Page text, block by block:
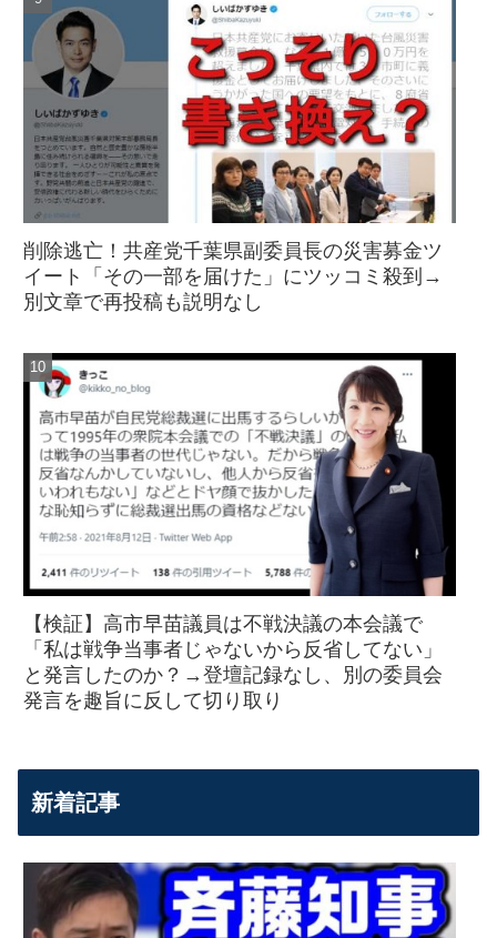
削除逃亡！共産党千葉県副委員長の災害募金ツ
イート「その一部を届けた」にツッコミ殺到→
別文章で再投稿も説明なし
【検証】高市早苗議員は不戦決議の本会議で
「私は戦争当事者じゃないから反省してない」
と発言したのか？→登壇記録なし、別の委員会
発言を趣旨に反して切り取り
新着記事